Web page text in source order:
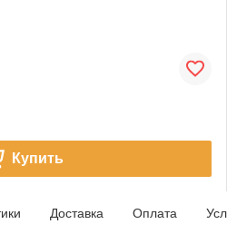
Купить
Доставка Оплата